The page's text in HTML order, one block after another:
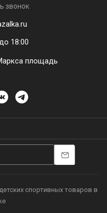
звонок
18:00
площадь
спортивных товаров в